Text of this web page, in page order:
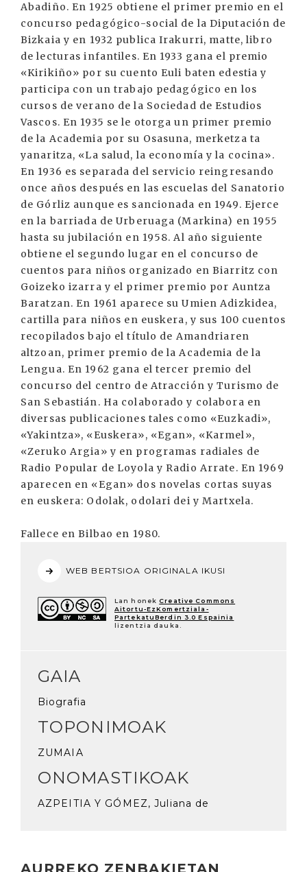
Abadiño. En 1925 obtiene el primer premio en el
concurso pedagógico-social de la Diputación de
Bizkaia y en 1932 publica Irakurri, matte, libro
de lecturas infantiles. En 1933 gana el premio
«Kirikiño» por su cuento Euli baten edestia y
participa con un trabajo pedagógico en los
cursos de verano de la Sociedad de Estudios
Vascos. En 1935 se le otorga un primer premio
de la Academia por su Osasuna, merketza ta
yanaritza, «La salud, la economía y la cocina».
En 1936 es separada del servicio reingresando
once años después en las escuelas del Sanatorio
de Górliz aunque es sancionada en 1949. Ejerce
en la barriada de Urberuaga (Markina) en 1955
hasta su jubilación en 1958. Al año siguiente
obtiene el segundo lugar en el concurso de
cuentos para niños organizado en Biarritz con
Goizeko izarra y el primer premio por Auntza
Baratzan. En 1961 aparece su Umien Adizkidea,
cartilla para niños en euskera, y sus 100 cuentos
recopilados bajo el título de Amandriaren
altzoan, primer premio de la Academia de la
Lengua. En 1962 gana el tercer premio del
concurso del centro de Atracción y Turismo de
San Sebastián. Ha colaborado y colabora en
diversas publicaciones tales como «Euzkadi»,
«Yakintza», «Euskera», «Egan», «Karmel»,
«Zeruko Argia» y en programas radiales de
Radio Popular de Loyola y Radio Arrate. En 1969
aparecen en «Egan» dos novelas cortas suyas
en euskera: Odolak, odolari dei y Martxela.
Fallece en Bilbao en 1980.
WEB BERTSIOA ORIGINALA IKUSI
Lan honek Creative Commons
Aitortu-EzKomertziala-
PartekatuBerdin 3.0 Espainia
lizentzia dauka.
GAIA
Biografia
TOPONIMOAK
ZUMAIA
ONOMASTIKOAK
AZPEITIA Y GÓMEZ, Juliana de
AURREKO ZENBAKIETAN